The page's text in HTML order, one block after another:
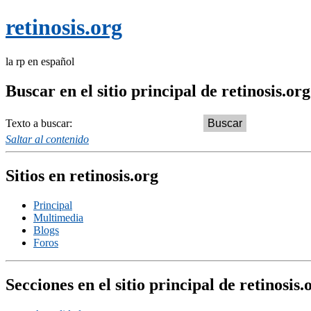
retinosis.org
la rp en español
Buscar en el sitio principal de retinosis.org
Texto a buscar:
Saltar al contenido
Sitios en retinosis.org
Principal
Multimedia
Blogs
Foros
Secciones en el sitio principal de